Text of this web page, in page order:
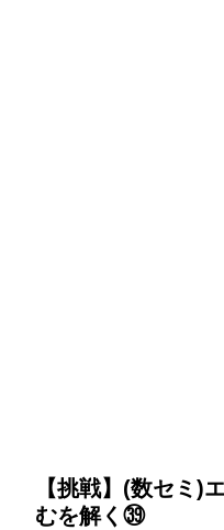
【挑戦】(数セミ)
むを解く㊴